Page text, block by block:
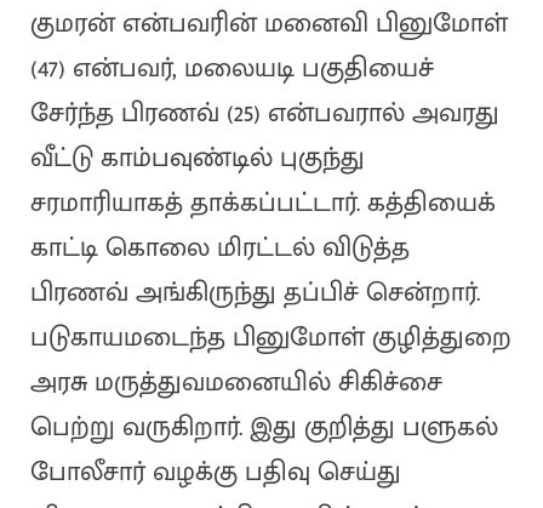
குமரன் என்பவரின் மனைவி பினுமோள்
(47) என்பவர், மலையடி பகுதியைச்
சேர்ந்த பிரணவ் (25) என்பவரால் அவரது
வீட்டு காம்பவுண்டில் புகுந்து
சரமாரியாகத் தாக்கப்பட்டார். கத்தியைக்
காட்டி கொலை மிரட்டல் விடுத்த
பிரணவ் அங்கிருந்து தப்பிச் சென்றார்.
படுகாயமடைந்த பினுமோள் குழித்துறை
அரசு மருத்துவமனையில் சிகிச்சை
பெற்று வருகிறார். இது குறித்து பளுகல்
போலீசார் வழக்கு பதிவு செய்து